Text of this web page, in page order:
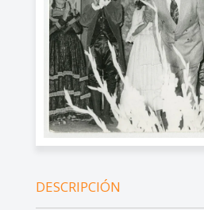
DESCRIPCIÓN